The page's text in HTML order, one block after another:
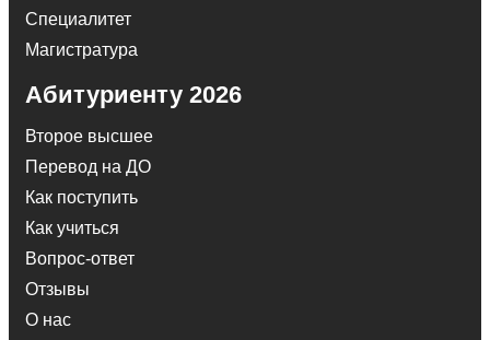
Специалитет
Магистратура
Абитуриенту 2026
Второе высшее
Перевод на ДО
Как поступить
Как учиться
Вопрос-ответ
Отзывы
О нас